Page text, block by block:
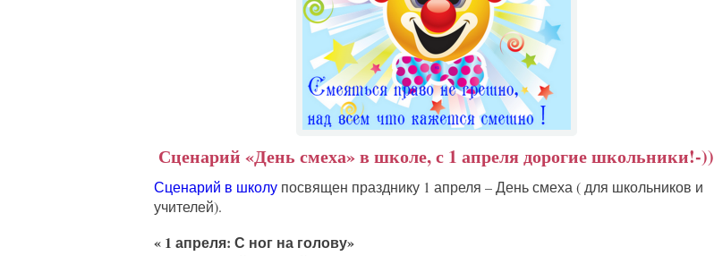
Сценарий «День смеха» в школе, с 1 апреля дорогие школьники!-))
Сценарий в школу посвящен празднику 1 апреля – День смеха ( для школьников и
учителей).
« 1 апреля: С ног на голову»